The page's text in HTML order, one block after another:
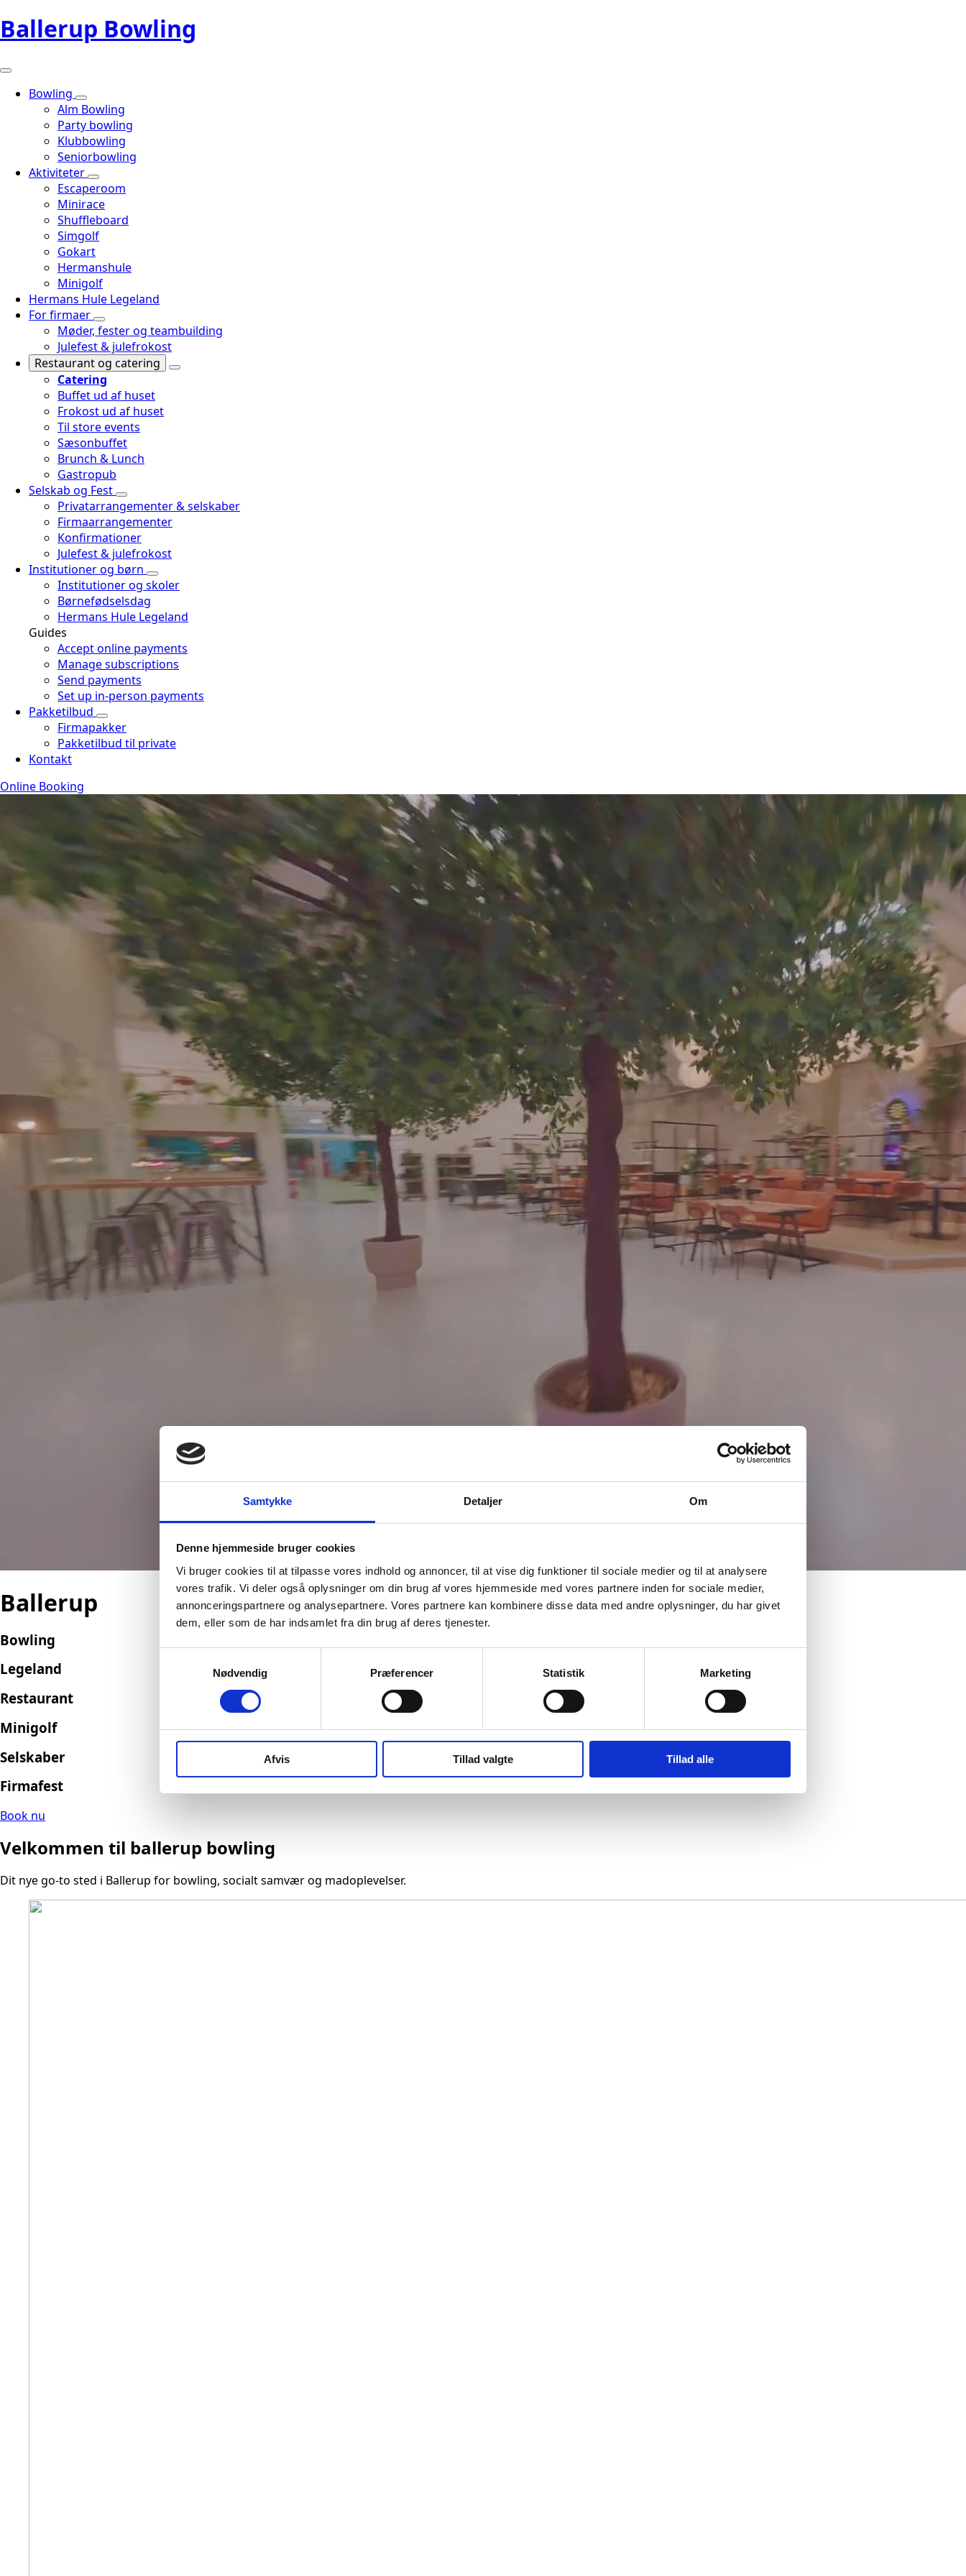
Samtykke Detaljer Om
Denne hjemmeside bruger cookies
Vi bruger cookies til at tilpasse vores indhold og annoncer, til at vise dig funktioner til sociale medier og til at analysere
vores trafik. Vi deler også oplysninger om din brug af vores hjemmeside med vores partnere inden for sociale medier,
annonceringspartnere og analysepartnere. Vores partnere kan kombinere disse data med andre oplysninger, du har givet
dem, eller som de har indsamlet fra din brug af deres tjenester.
Nødvendig
Præferencer Statistik Marketing
Afvis Tillad valgte Tillad alle
Ballerup Bowling
Bowling
Alm Bowling
Party bowling
Klubbowling
Seniorbowling
Aktiviteter
Escaperoom
Minirace
Shuffleboard
Simgolf
Gokart
Hermanshule
Minigolf
Hermans Hule Legeland
For firmaer
Møder, fester og teambuilding
Julefest & julefrokost
Restaurant og catering
Catering
Buffet ud af huset
Frokost ud af huset
Til store events
Sæsonbuffet
Brunch & Lunch
Gastropub
Selskab og Fest
Privatarrangementer & selskaber
Firmaarrangementer
Konfirmationer
Julefest & julefrokost
Institutioner og børn
Institutioner og skoler
Børnefødselsdag
Hermans Hule Legeland
Guides
Accept online payments
Manage subscriptions
Send payments
Set up in-person payments
Pakketilbud
Firmapakker
Pakketilbud til private
Kontakt
Online Booking
Ballerup
Bowling
Legeland
Restaurant
Minigolf
Selskaber
Firmafest
Book nu
Velkommen til ballerup bowling
Dit nye go-to sted i Ballerup for bowling, socialt samvær og madoplevelser.